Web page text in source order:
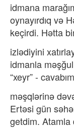
idmana
oynayırdıq və
keçirdi. Hətta
izlədiyini
idmanla
“xeyr” -
məşqlərinə
Ertəsi gün
getdim. Atamla